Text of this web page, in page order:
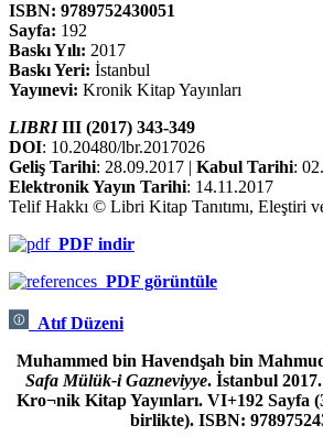
ISBN: 9789752430051
Sayfa: 192
Baskı Yılı: 2017
Baskı Yeri: İstanbul
Yayınevi: Kronik Kitap Yayınları
LIBRIIII (2017) 343-349
DOI: 10.20480/lbr.2017026
Geliş Tarihi: 28.09.2017 | Kabul Tarihi:
Elektronik Yayın Tarihi: 14.11.2017
Telif Hakkı © Libri Kitap Tanıtımı, Eleştiri
PDF indir
PDF görüntüle
Atıf Düzeni
Muhammed bin Havendşah bin
Safa Mülük-i Gazneviyye. İstanbul
Kro¬nik Kitap Yayınları. VI+192 Sayfa
birlikte). ISBN: